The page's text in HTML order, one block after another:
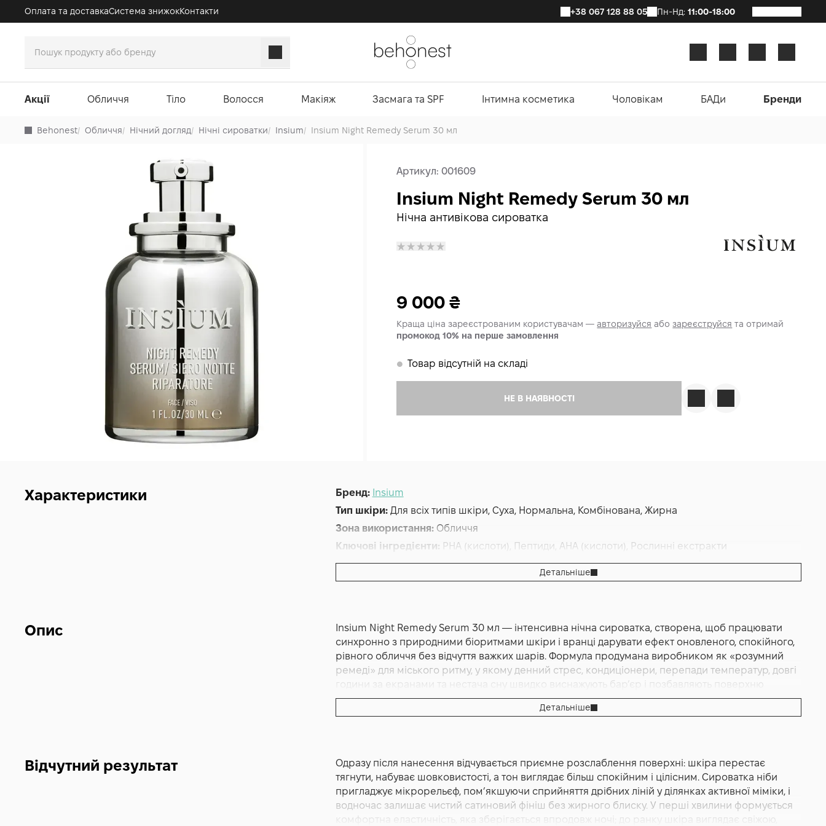
Оплата та доставкаСистема знижокКонтакти +38 067 128 88 05 Пн-Нд: 11:00-18:00
Акції Обличчя Тіло Волосся Макіяж Засмага та SPF Інтимна косметика Чоловікам БАДи Бренди
Behonest/ Обличчя/ Нічний догляд/ Нічні сироватки/ Insium/ Insium Night Remedy Serum 30 мл
Артикул:001609
Нічна антивікова сироватка
Insium Night Remedy Serum 30 мл
9 000₴
Краща ціна зареєстрованим користувачам —авторизуйся абозареєструйся та отримай
промокод 10% на перше замовлення
𒊹 Товар відсутній на складі
НЕ В НАЯВНОСТІ
Характеристики Бренд: Insium
Тип шкіри: Для всіх типів шкіри, Суха, Нормальна, Комбінована, Жирна
Зона використання: Обличчя
Ключові інгредієнти: PHA (кислоти), Пептиди, AHA (кислоти), Рослинні екстракти
Основна дія:Антивіковий,Освітлення
Додаткові властивості:Cruelty-free, Нічна сироватка, Веганська
Альтернативна назва:
Night Remedy Serum 30 Мл
Детальніше
Опис
Insium Night Remedy Serum 30 мл — інтенсивна нічна сироватка, створена, щоб працювати
синхронно з природними біоритмами шкіри і вранці дарувати ефект оновленого, спокійного,
рівного обличчя без відчуття важких шарів. Формула продумана виробником як «розумний
ремеді» для міського ритму, у якому денний стрес, кондиціонери, перепади температур, довгі
години за екранами та нестача сну швидко виснажують бар’єр і позбавляють поверхню
м’якості. Легка, майже шовкова текстура миттєво розподіляється тонкою вуаллю, швидко
«сідає» без липкості та не забивається у пори, тож сироватка відчувається комфортно з
нічний перезапуск: м’яко знімає стягнутість після очищення, вирівнює сприйняття тону,
пом’якшує сухі ділянки біля крил носа та на щоках і створює передумови для чистого,
акуратного вигляду без «маски». Завдяки продуманій сенсориці сироватка органічно
поєднується з нічними кремами та оліями, посилюючи їхню дію без конфлікту текстур і без
Детальніше
Відчутний результат
Одразу після нанесення відчувається приємне розслаблення поверхні: шкіра перестає
тягнути, набуває шовковистості, а тон виглядає більш спокійним і цілісним. Сироватка ніби
пригладжує мікрорельєф, пом’якшуючи сприйняття дрібних ліній у ділянках активної міміки, і
водночас залишає чистий сатиновий фініш без жирного блиску. У перші хвилини формується
комфортна еластичність, яка зберігається впродовж ночі; до ранку шкіра виглядає свіжою,